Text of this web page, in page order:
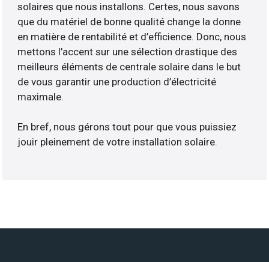
solaires que nous installons. Certes, nous savons
que du matériel de bonne qualité change la donne
en matière de rentabilité et d’efficience. Donc, nous
mettons l’accent sur une sélection drastique des
meilleurs éléments de centrale solaire dans le but
de vous garantir une production d’électricité
maximale.
En bref, nous gérons tout pour que vous puissiez
jouir pleinement de votre installation solaire.